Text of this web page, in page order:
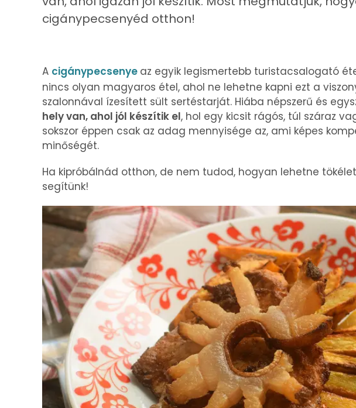
cigánypecsenyéd otthon!
A cigánypecsenye az egyik legismertebb turistacsalogató
nincs olyan magyaros étel, ahol ne lehetne kapni ezt a
szalonnával ízesített sült sertéstarját. Hiába népszerű és
hely van, ahol jól készítik el, hol egy kicsit rágós, túl száraz
sokszor éppen csak az adag mennyisége az, ami képes
minőségét.
Ha kipróbálnád otthon, de nem tudod, hogyan lehetne
segítünk!